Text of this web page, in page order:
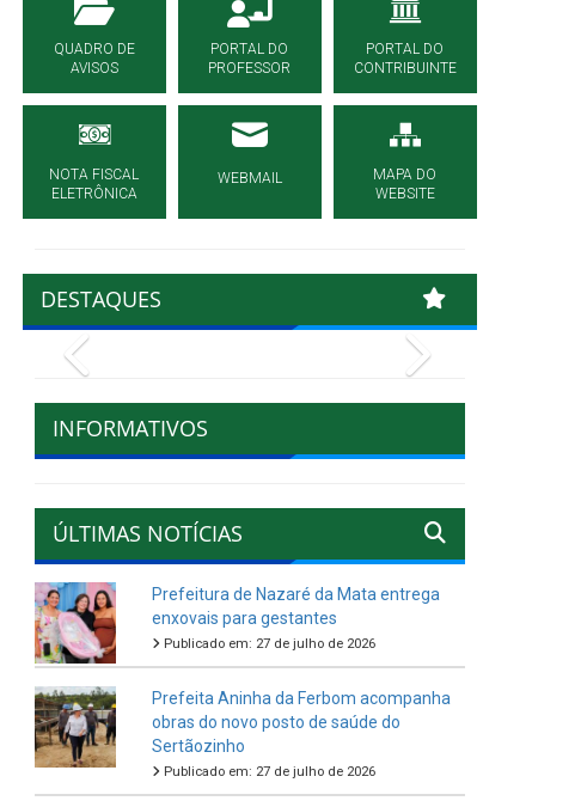
QUADRO DE
AVISOS
PORTAL DO
PROFESSOR
PORTAL DO
CONTRIBUINTE
NOTA FISCAL
ELETRÔNICA
WEBMAIL
MAPA DO
WEBSITE
DESTAQUES
INFORMATIVOS
ÚLTIMAS NOTÍCIAS
Prefeitura de Nazaré da Mata entrega
enxovais para gestantes
Publicado em: 27 de julho de 2026
Prefeita Aninha da Ferbom acompanha
obras do novo posto de saúde do
Sertãozinho
Publicado em: 27 de julho de 2026